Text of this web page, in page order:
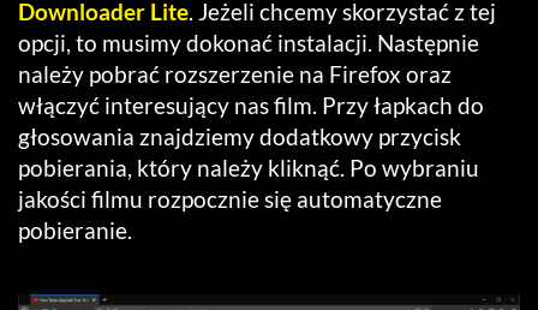
Downloader Lite. Jeżeli chcemy skorzystać z tej
opcji, to musimy dokonać instalacji. Następnie
należy pobrać rozszerzenie na Firefox oraz
włączyć interesujący nas film. Przy łapkach do
głosowania znajdziemy dodatkowy przycisk
pobierania, który należy kliknąć. Po wybraniu
jakości filmu rozpocznie się automatyczne
pobieranie.